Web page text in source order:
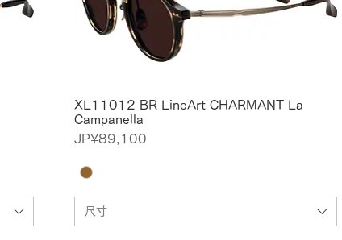
XL11012 BR LineArt CHARMANT La
Campanella
價格
JP¥89,100
尺寸